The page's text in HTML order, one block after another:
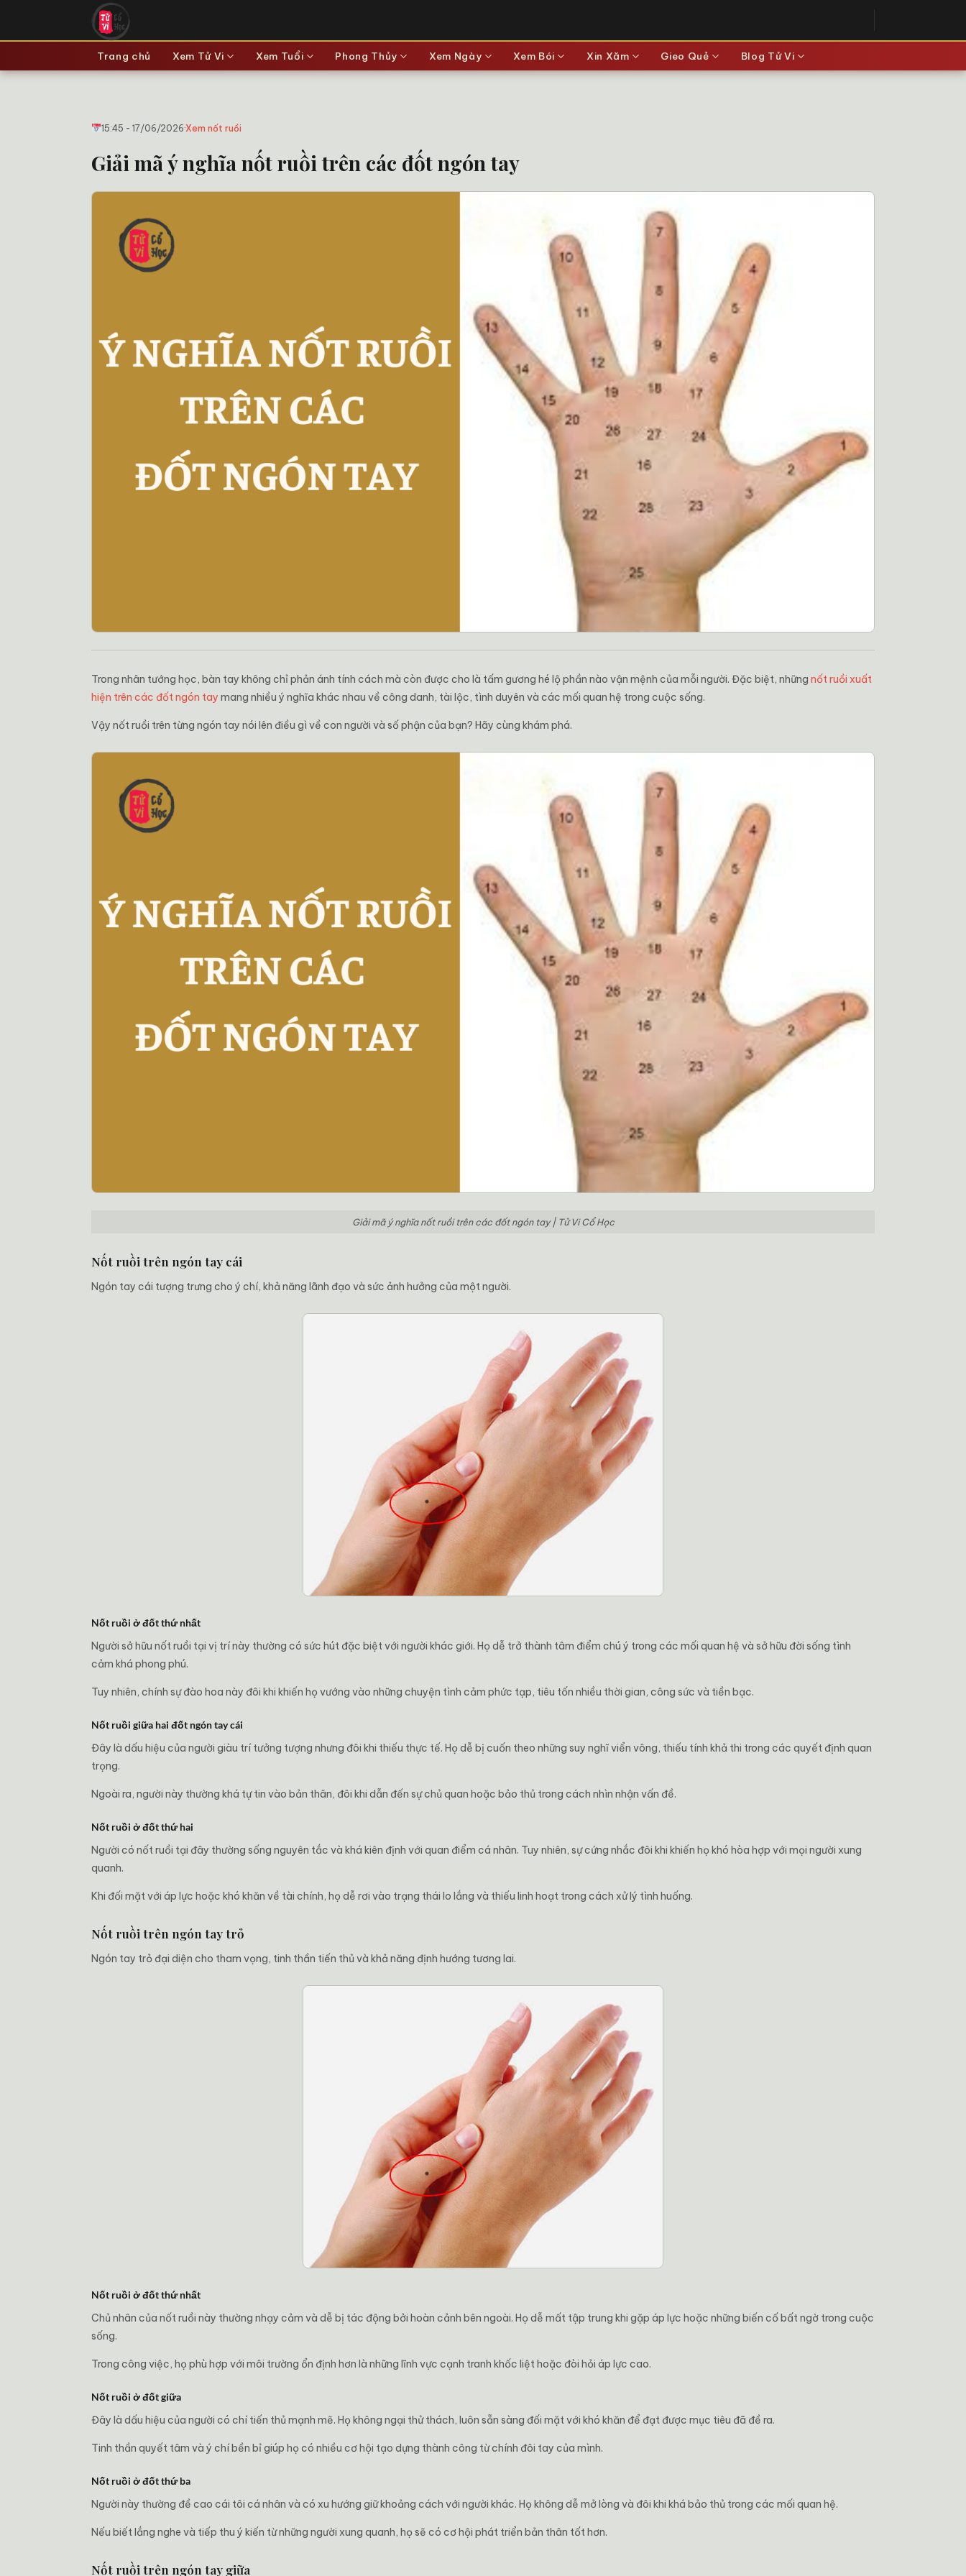
nội
Trang chủ Xem Tử Vi Xem Tuổi Phong Thủy Xem Ngày Xem Bói Xin Xăm Gieo Quẻ Blog Tử Vi
15:45 - 17/06/2026·Xem nốt ruồi
Giải mã ý nghĩa nốt ruồi trên các đốt ngón tay
Trong nhân tướng học, bàn tay không chỉ phản ánh tính cách mà còn được cho là tấm gương hé lộ phần nào vận mệnh của mỗi người. Đặc biệt, những nốt ruồi xuất
hiện trên các đốt ngón tay mang nhiều ý nghĩa khác nhau về công danh, tài lộc, tình duyên và các mối quan hệ trong cuộc sống.
Vậy nốt ruồi trên từng ngón tay nói lên điều gì về con người và số phận của bạn? Hãy cùng khám phá.
Giải mã ý nghĩa nốt ruồi trên các đốt ngón tay | Tử Vi Cổ Học
Nốt ruồi trên ngón tay cái
Ngón tay cái tượng trưng cho ý chí, khả năng lãnh đạo và sức ảnh hưởng của một người.
Nốt ruồi ở đốt thứ nhất
Người sở hữu nốt ruồi tại vị trí này thường có sức hút đặc biệt với người khác giới. Họ dễ trở thành tâm điểm chú ý trong các mối quan hệ và sở hữu đời sống tình
cảm khá phong phú.
Tuy nhiên, chính sự đào hoa này đôi khi khiến họ vướng vào những chuyện tình cảm phức tạp, tiêu tốn nhiều thời gian, công sức và tiền bạc.
Nốt ruồi giữa hai đốt ngón tay cái
Đây là dấu hiệu của người giàu trí tưởng tượng nhưng đôi khi thiếu thực tế. Họ dễ bị cuốn theo những suy nghĩ viển vông, thiếu tính khả thi trong các quyết định quan
trọng.
Ngoài ra, người này thường khá tự tin vào bản thân, đôi khi dẫn đến sự chủ quan hoặc bảo thủ trong cách nhìn nhận vấn đề.
Nốt ruồi ở đốt thứ hai
Người có nốt ruồi tại đây thường sống nguyên tắc và khá kiên định với quan điểm cá nhân. Tuy nhiên, sự cứng nhắc đôi khi khiến họ khó hòa hợp với mọi người xung
quanh.
Khi đối mặt với áp lực hoặc khó khăn về tài chính, họ dễ rơi vào trạng thái lo lắng và thiếu linh hoạt trong cách xử lý tình huống.
Nốt ruồi trên ngón tay trỏ
Ngón tay trỏ đại diện cho tham vọng, tinh thần tiến thủ và khả năng định hướng tương lai.
Nốt ruồi ở đốt thứ nhất
Chủ nhân của nốt ruồi này thường nhạy cảm và dễ bị tác động bởi hoàn cảnh bên ngoài. Họ dễ mất tập trung khi gặp áp lực hoặc những biến cố bất ngờ trong cuộc
sống.
Trong công việc, họ phù hợp với môi trường ổn định hơn là những lĩnh vực cạnh tranh khốc liệt hoặc đòi hỏi áp lực cao.
Nốt ruồi ở đốt giữa
Đây là dấu hiệu của người có chí tiến thủ mạnh mẽ. Họ không ngại thử thách, luôn sẵn sàng đối mặt với khó khăn để đạt được mục tiêu đã đề ra.
Tinh thần quyết tâm và ý chí bền bỉ giúp họ có nhiều cơ hội tạo dựng thành công từ chính đôi tay của mình.
Nốt ruồi ở đốt thứ ba
Người này thường đề cao cái tôi cá nhân và có xu hướng giữ khoảng cách với người khác. Họ không dễ mở lòng và đôi khi khá bảo thủ trong các mối quan hệ.
Nếu biết lắng nghe và tiếp thu ý kiến từ những người xung quanh, họ sẽ có cơ hội phát triển bản thân tốt hơn.
Nốt ruồi trên ngón tay giữa